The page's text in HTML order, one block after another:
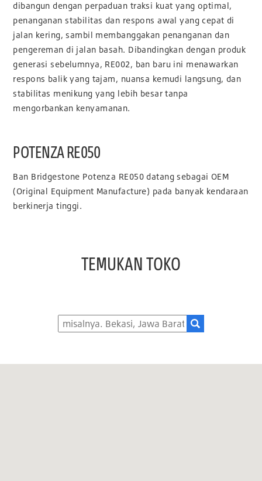
dibangun dengan perpaduan traksi kuat yang optimal,
penanganan stabilitas dan respons awal yang cepat di
jalan kering, sambil membanggakan penanganan dan
pengereman di jalan basah. Dibandingkan dengan produk
generasi sebelumnya, RE002, ban baru ini menawarkan
respons balik yang tajam, nuansa kemudi langsung, dan
stabilitas menikung yang lebih besar tanpa
mengorbankan kenyamanan.
POTENZA RE050
Ban Bridgestone Potenza RE050 datang sebagai OEM
(Original Equipment Manufacture) pada banyak kendaraan
berkinerja tinggi.
TEMUKAN TOKO